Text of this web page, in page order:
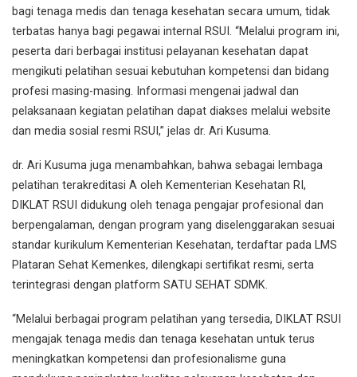
bagi tenaga medis dan tenaga kesehatan secara umum, tidak
terbatas hanya bagi pegawai internal RSUI. “Melalui program ini,
peserta dari berbagai institusi pelayanan kesehatan dapat
mengikuti pelatihan sesuai kebutuhan kompetensi dan bidang
profesi masing-masing. Informasi mengenai jadwal dan
pelaksanaan kegiatan pelatihan dapat diakses melalui website
dan media sosial resmi RSUI,” jelas dr. Ari Kusuma.
dr. Ari Kusuma juga menambahkan, bahwa sebagai lembaga
pelatihan terakreditasi A oleh Kementerian Kesehatan RI,
DIKLAT RSUI didukung oleh tenaga pengajar profesional dan
berpengalaman, dengan program yang diselenggarakan sesuai
standar kurikulum Kementerian Kesehatan, terdaftar pada LMS
Plataran Sehat Kemenkes, dilengkapi sertifikat resmi, serta
terintegrasi dengan platform SATU SEHAT SDMK.
“Melalui berbagai program pelatihan yang tersedia, DIKLAT RSUI
mengajak tenaga medis dan tenaga kesehatan untuk terus
meningkatkan kompetensi dan profesionalisme guna